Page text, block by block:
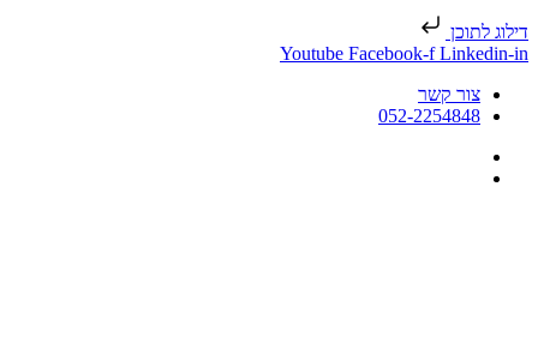
דילוג לתוכן
Youtube Facebook-f Linkedin-in
צור קשר
052-2254848